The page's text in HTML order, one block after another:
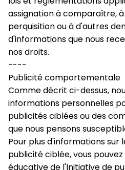
assignation à comparaître,
perquisition ou à d'autres
d'informations que nous
nos droits.
----
Publicité comportementale
Comme décrit ci-dessus,
informations personnelles
publicités ciblées ou des
que nous pensons
Pour plus d'informations
publicité ciblée, vous
éducative de l'Initiative de